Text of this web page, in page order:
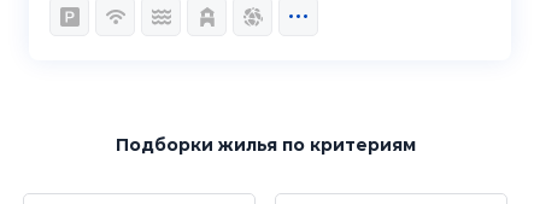
Подборки жильяпо критериям